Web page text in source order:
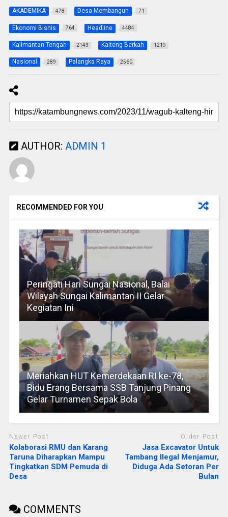
AKADEMIKA 478 Desa Membangun 71
Ekonomi Bisnis 764 Headline 4484
Kalimantan Tengah 2143 Kalteng Berkah 1219
Nasional 289 Palangka Raya 2560
AUTHOR: ADMIN 1
RECOMMENDED FOR YOU
Peringati Hari Sungai Nasional, Balai
Wilayah Sungai Kalimantan II Gelar
Kegiatan Ini
Meriahkan HUT Kemerdekaan RI ke-78,
Bidu Erang Bersama SSB Tanjung Pinang
Gelar Turnamen Sepak Bola
Newer Post
Kolaborasi RMU dan Karang
Taruna Diharapkan Mampu
Tingkatkan SDM Pemuda di
Desa
Older Post
Jasa Excavator Untuk
Tambang Ilegal Menjamur,
Diduga Ada Setoran Per
Bulan
COMMENTS